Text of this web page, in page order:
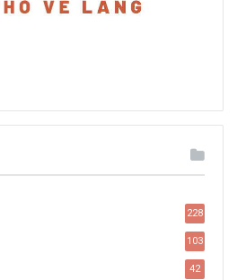
228
103
42